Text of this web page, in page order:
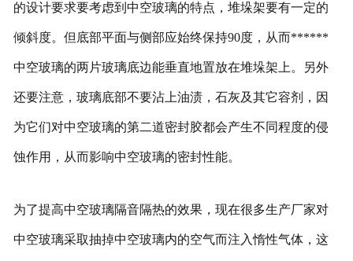
的设计要求要考虑到中空玻璃的特点，堆垛架要有一定的
倾斜度。但底部平面与侧部应始终保持90度，从而******
中空玻璃的两片玻璃底边能垂直地置放在堆垛架上。另外
还要注意，玻璃底部不要沾上油渍，石灰及其它容剂，因
为它们对中空玻璃的第二道密封胶都会产生不同程度的侵
蚀作用，从而影响中空玻璃的密封性能。
为了提高中空玻璃隔音隔热的效果，现在很多生产厂家对
中空玻璃采取抽掉中空玻璃内的空气而注入惰性气体，这